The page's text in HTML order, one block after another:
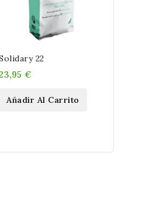
22
€
Añadir Al Carrito